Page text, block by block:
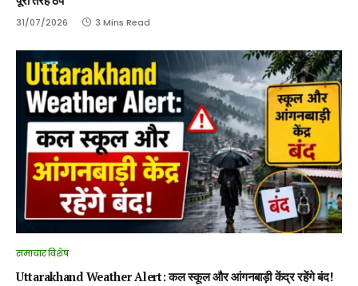
31/07/2026 3 Mins Read
समाचार विशेष
Uttarakhand Weather Alert: कल स्कूल और आंगनबाड़ी केंद्र रहेंगे बंद!